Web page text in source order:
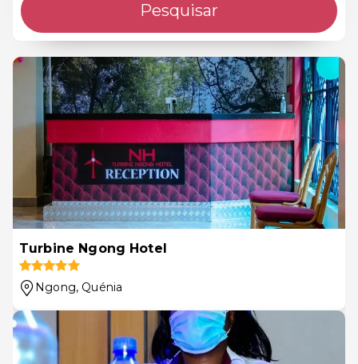
Pesquisar
Turbine Ngong Hotel
Ngong, Quénia